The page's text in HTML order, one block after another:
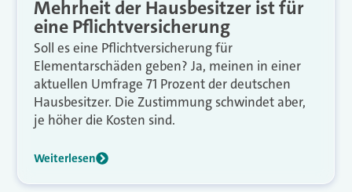
Mehrheit der Hausbesitzer ist für
eine Pflichtversicherung
Soll es eine Pflichtversicherung für
Elementarschäden geben? Ja, meinen in einer
aktuellen Umfrage 71 Prozent der deutschen
Hausbesitzer. Die Zustimmung schwindet aber,
je höher die Kosten sind.
Weiterlesen